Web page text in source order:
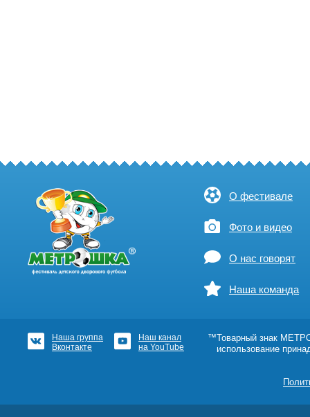
О фестивале
Фото и видео
О нас говорят
Наша команда
Наша группа
Вконтакте
Наш канал
на YouTube
™Товарный знак
использование